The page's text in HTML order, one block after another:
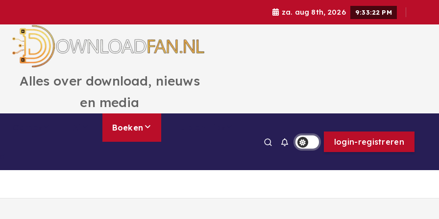
za. aug 8th, 2026 9:33:23 PM
Alles over download, nieuws
en media
Boeken
login-registreren